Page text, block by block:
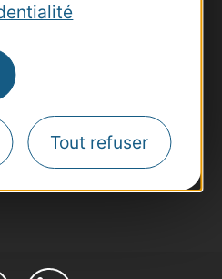
Tout refuser
à la lettre
destination
nos actions et
dans la région